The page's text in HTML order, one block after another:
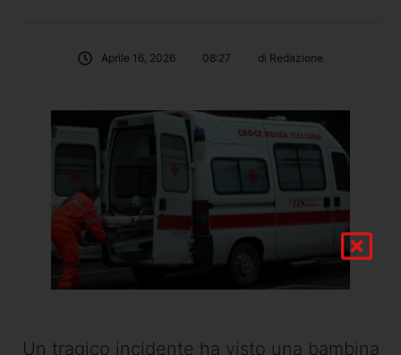
Aprile 16, 2026 08:27 di Redazione
Un tragico incidente ha visto una bambina